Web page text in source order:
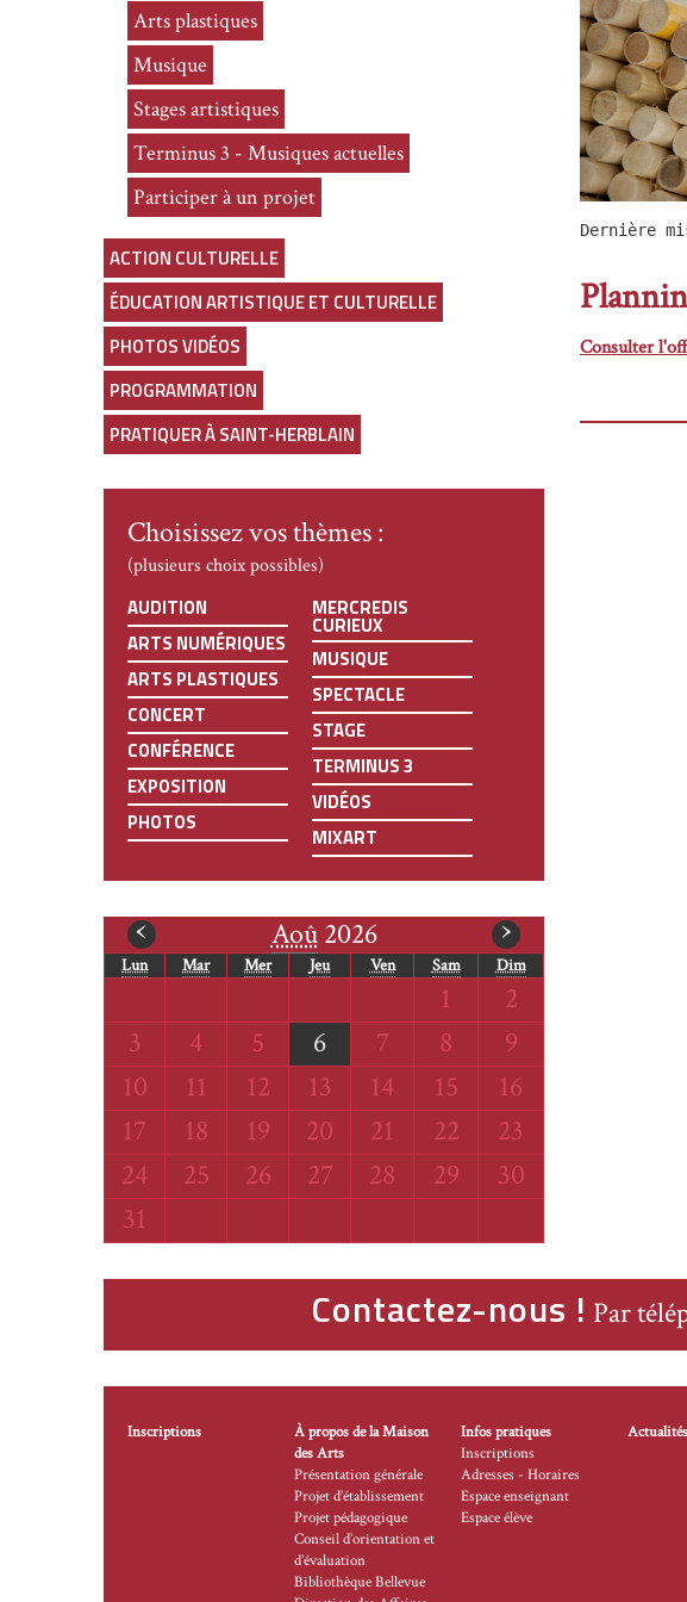
Arts plastiques
Musique
Stages artistiques
Terminus 3 - Musiques actuelles
Participer à un projet
ACTION CULTURELLE
ÉDUCATION ARTISTIQUE ET CULTURELLE
PHOTOS VIDÉOS
PROGRAMMATION
PRATIQUER À SAINT-HERBLAIN
Choisissez vos thèmes :
(plusieurs choix possibles)
AUDITION
ARTS NUMÉRIQUES
ARTS PLASTIQUES
CONCERT
CONFÉRENCE
EXPOSITION
PHOTOS
MERCREDIS
CURIEUX
MUSIQUE
SPECTACLE
STAGE
TERMINUS 3
VIDÉOS
MIXART
Aoû2026
‹mois
précédent
›mois
suivant
Lun Mar Mer Jeu Ven Sam Dim
Samedi
1 Dimanche
2
Lundi
3 Mardi
4 Mercredi
5 Jeudi
6 Vendredi
7 Samedi
8 Dimanche
9
Lundi
10 Mardi
11 Mercredi
12 Jeudi
13 Vendredi
14 Samedi
15 Dimanche
16
Lundi
17 Mardi
18 Mercredi
19 Jeudi
20 Vendredi
21 Samedi
22 Dimanche
23
Lundi
24 Mardi
25 Mercredi
26 Jeudi
27 Vendredi
28 Samedi
29 Dimanche
30
Lundi
31
Dernière
Consulter
Contactez-nous ! Par
Inscriptions
À propos de la Maison
des Arts
Présentation générale
Projet d’établissement
Projet pédagogique
Conseil d’orientation et
d’évaluation
Bibliothèque Bellevue
Infos pratiques
Inscriptions
Adresses - Horaires
Espace enseignant
Espace élève
Actualités